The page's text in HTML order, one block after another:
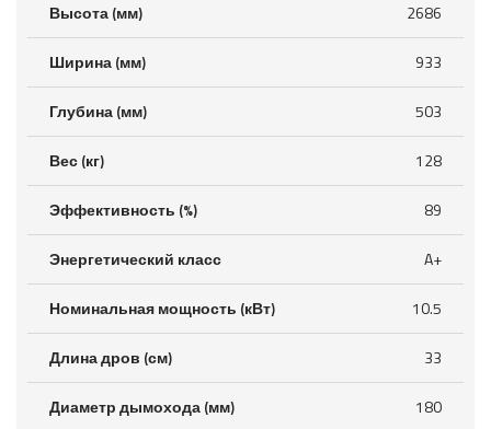
Высота (мм) 2686
Ширина (мм) 933
Глубина (мм) 503
Вес (кг) 128
Эффективность (%) 89
Энергетический класс A+
Номинальная мощность (кВт) 10.5
Длина дров (см) 33
Диаметр дымохода (мм) 180